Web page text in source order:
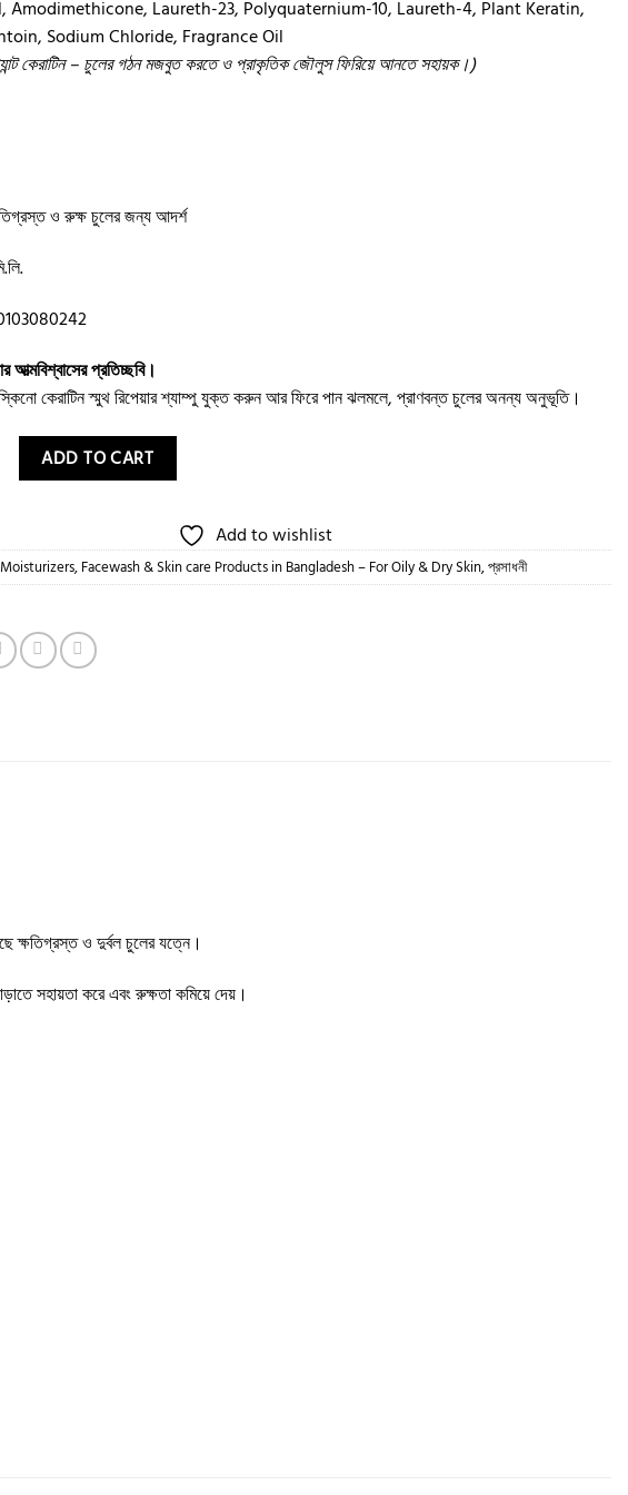
Amodimethicone, Laureth-23, Polyquaternium-10, Laureth-4, Plant Keratin,
Sodium Chloride, Fragrance Oil
কেরাটিন – চুলের গঠন মজবুত করতে ও প্রাকৃতিক জৌলুস ফিরিয়ে আনতে সহায়ক।)
ও রুক্ষ চুলের জন্য আদর্শ
প্রতিচ্ছবি।
কেরাটিন স্মুথ রিপেয়ার শ্যাম্পু যুক্ত করুন আর ফিরে পান ঝলমলে, প্রাণবন্ত চুলের অনন্য অনুভূতি।
Repair Shampoo 200ml quantity
ADD TO CART
Add to wishlist
Facewash & Skin care Products in Bangladesh – For Oily & Dry Skin,প্রসাধনী
ক্ষতিগ্রস্ত ও দুর্বল চুলের যত্নে।
সহায়তা করে এবং রুক্ষতা কমিয়ে দেয়।